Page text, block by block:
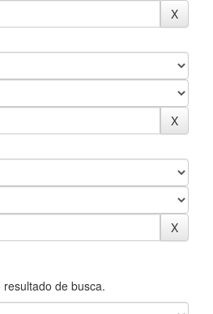
de busca.